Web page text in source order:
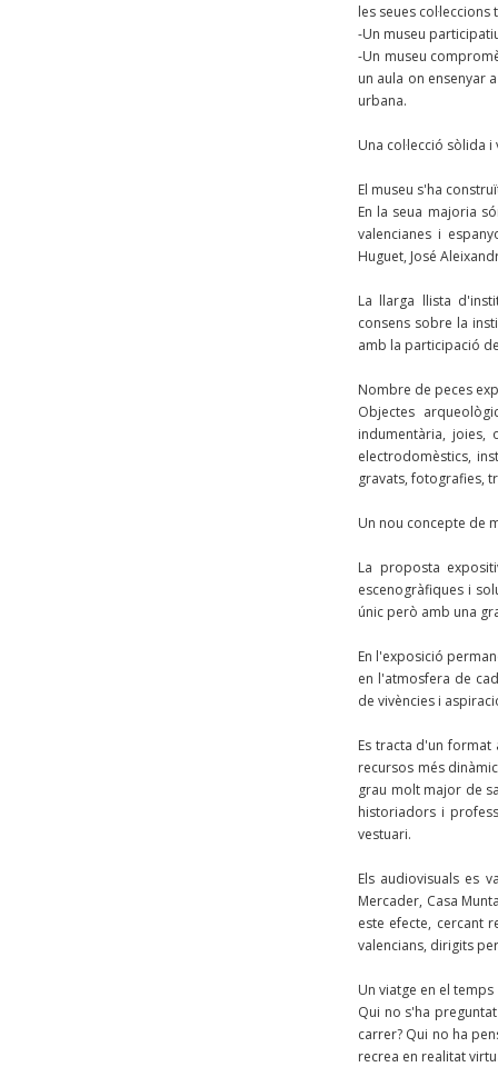
les seues
-Un museu
-Un museu
un aula on ensenyar
urbana.
Una col·lecció sòlida
El museu s'ha
En la seua majoria
valencianes i
Huguet, José
La llarga llista
consens sobre la
amb la participació
Nombre de peces
Objectes
indumentària, joies,
electrodomèstics,
gravats, fotografies,
Un nou concepte
La proposta
escenogràfiques i
únic però amb una
En l'exposició
en l'atmosfera de
de vivències i
Es tracta d'un
recursos més
grau molt major de
historiadors i
vestuari.
Els audiovisuals es
Mercader, Casa
este efecte, cercant
valencians, dirigits
Un viatge en el temps
Qui no s'ha
carrer? Qui no ha
recrea en realitat